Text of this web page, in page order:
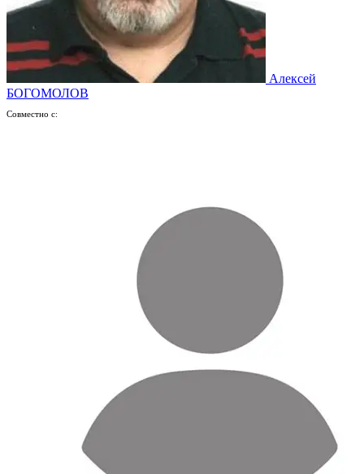
Алексей
БОГОМОЛОВ
Совместно с: